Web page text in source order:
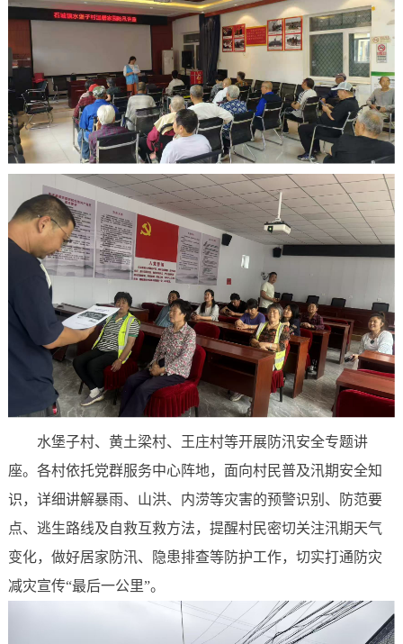
水堡子村、黄土梁村、王庄村等开展防汛安全专题讲
座。各村依托党群服务中心阵地，面向村民普及汛期安全知
识，详细讲解暴雨、山洪、内涝等灾害的预警识别、防范要
点、逃生路线及自救互救方法，提醒村民密切关注汛期天气
变化，做好居家防汛、隐患排查等防护工作，切实打通防灾
减灾宣传“最后一公里”。